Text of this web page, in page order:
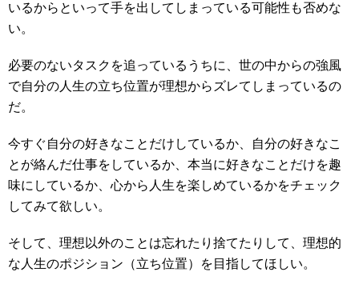
いるからといって手を出してしまっている可能性も否めな
い。
必要のないタスクを追っているうちに、世の中からの強風
で自分の人生の立ち位置が理想からズレてしまっているの
だ。
今すぐ自分の好きなことだけしているか、自分の好きなこ
とが絡んだ仕事をしているか、本当に好きなことだけを趣
味にしているか、心から人生を楽しめているかをチェック
してみて欲しい。
そして、理想以外のことは忘れたり捨てたりして、理想的
な人生のポジション（立ち位置）を目指してほしい。